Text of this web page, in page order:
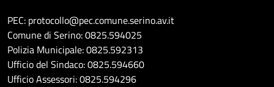
PEC: protocollo@pec.comune.serino.av.it
Comune di Serino: 0825.594025
Polizia Municipale: 0825.592313
Ufficio del Sindaco: 0825.594660
Ufficio Assessori: 0825.594296